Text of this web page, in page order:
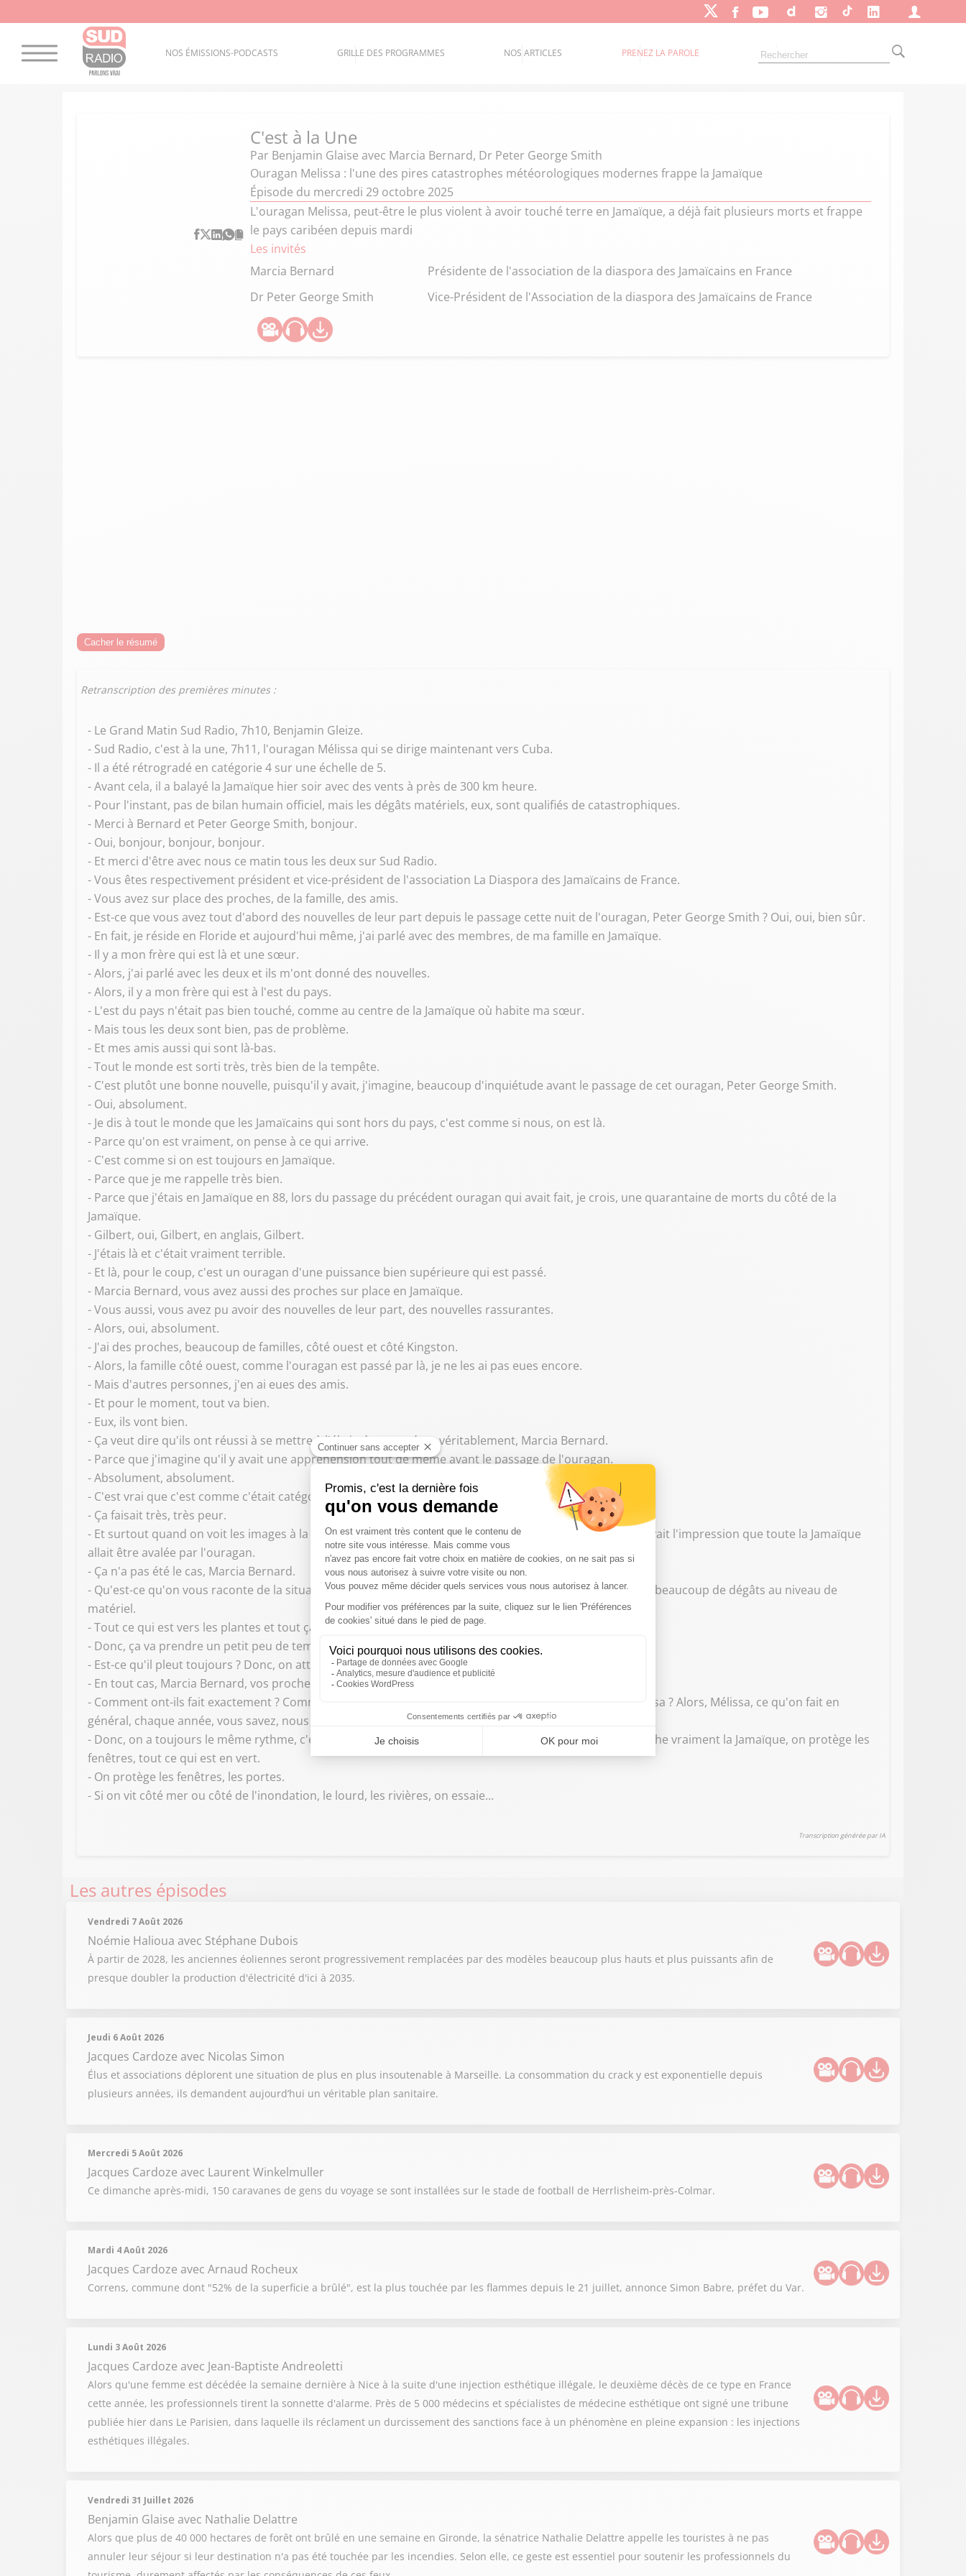
NOS ÉMISSIONS-PODCASTS GRILLE DES PROGRAMMES NOS ARTICLES PRENEZ LA PAROLE
C'est à la Une
Par Benjamin Glaise avec Marcia Bernard, Dr Peter George Smith
Ouragan Melissa : l'une des pires catastrophes météorologiques modernes frappe la Jamaïque
Épisode du mercredi 29 octobre 2025
L'ouragan Melissa, peut-être le plus violent à avoir touché terre en Jamaïque, a déjà fait plusieurs morts et frappe
le pays caribéen depuis mardi
Les invités
Marcia Bernard
Présidente de l'association de la diaspora des Jamaïcains en France
Dr Peter George Smith
Vice-Président de l'Association de la diaspora des Jamaïcains de France
Cacher le résumé
Retranscription des premières minutes :
- Le Grand Matin Sud Radio, 7h10, Benjamin Gleize.
- Sud Radio, c'est à la une, 7h11, l'ouragan Mélissa qui se dirige maintenant vers Cuba.
- Il a été rétrogradé en catégorie 4 sur une échelle de 5.
- Avant cela, il a balayé la Jamaïque hier soir avec des vents à près de 300 km heure.
- Pour l'instant, pas de bilan humain officiel, mais les dégâts matériels, eux, sont qualifiés de catastrophiques.
- Merci à Bernard et Peter George Smith, bonjour.
- Oui, bonjour, bonjour, bonjour.
- Et merci d'être avec nous ce matin tous les deux sur Sud Radio.
- Vous êtes respectivement président et vice-président de l'association La Diaspora des Jamaïcains de France.
- Vous avez sur place des proches, de la famille, des amis.
- Est-ce que vous avez tout d'abord des nouvelles de leur part depuis le passage cette nuit de l'ouragan, Peter George Smith ? Oui, oui, bien sûr.
- En fait, je réside en Floride et aujourd'hui même, j'ai parlé avec des membres, de ma famille en Jamaïque.
- Il y a mon frère qui est là et une sœur.
- Alors, j'ai parlé avec les deux et ils m'ont donné des nouvelles.
- Alors, il y a mon frère qui est à l'est du pays.
- L'est du pays n'était pas bien touché, comme au centre de la Jamaïque où habite ma sœur.
- Mais tous les deux sont bien, pas de problème.
- Et mes amis aussi qui sont là-bas.
- Tout le monde est sorti très, très bien de la tempête.
- C'est plutôt une bonne nouvelle, puisqu'il y avait, j'imagine, beaucoup d'inquiétude avant le passage de cet ouragan, Peter George Smith.
- Oui, absolument.
- Je dis à tout le monde que les Jamaïcains qui sont hors du pays, c'est comme si nous, on est là.
- Parce qu'on est vraiment, on pense à ce qui arrive.
- C'est comme si on est toujours en Jamaïque.
- Parce que je me rappelle très bien.
- Parce que j'étais en Jamaïque en 88, lors du passage du précédent ouragan qui avait fait, je crois, une quarantaine de morts du côté de la
Jamaïque.
- Gilbert, oui, Gilbert, en anglais, Gilbert.
- J'étais là et c'était vraiment terrible.
- Et là, pour le coup, c'est un ouragan d'une puissance bien supérieure qui est passé.
- Marcia Bernard, vous avez aussi des proches sur place en Jamaïque.
- Vous aussi, vous avez pu avoir des nouvelles de leur part, des nouvelles rassurantes.
- Alors, oui, absolument.
- J'ai des proches, beaucoup de familles, côté ouest et côté Kingston.
- Alors, la famille côté ouest, comme l'ouragan est passé par là, je ne les ai pas eues encore.
- Mais d'autres personnes, j'en ai eues des amis.
- Et pour le moment, tout va bien.
- Eux, ils vont bien.
- Ça veut dire qu'ils ont réussi à se mettre à l'ébris, à se protéger véritablement, Marcia Bernard.
- Parce que j'imagine qu'il y avait une appréhension tout de même avant le passage de l'ouragan.
- Absolument, absolument.
- C'est vrai que c'est comme c'était catégorie 5 et on n'avait jamais eu une catégorie 5.
- Ça faisait très, très peur.
- Et surtout quand on voit les images à la télé, en étant extérieur, quand on voit les grosses images, on avait l'impression que toute la Jamaïque
allait être avalée par l'ouragan.
- Ça n'a pas été le cas, Marcia Bernard.
- Qu'est-ce qu'on vous raconte de la situation sur place ? Alors, sur place actuellement, c'est vrai qu'il y a beaucoup de dégâts au niveau de
matériel.
- Tout ce qui est vers les plantes et tout ça, j'imagine que tout est par terre.
- Donc, ça va prendre un petit peu de temps pour savoir exactement ce qui se passe.
- Est-ce qu'il pleut toujours ? Donc, on attend.
- En tout cas, Marcia Bernard, vos proches ont pu se protéger.
- Comment ont-ils fait exactement ? Comment se sont-ils protégés pour le passage de cet ouragan, Mélissa ? Alors, Mélissa, ce qu'on fait en
général, chaque année, vous savez, nous avons des cyclones.
- Donc, on a toujours le même rythme, c'est-à-dire, dès qu'il y a les cyclones qui approchent, si ça approche vraiment la Jamaïque, on protège les
fenêtres, tout ce qui est en vert.
- On protège les fenêtres, les portes.
- Si on vit côté mer ou côté de l'inondation, le lourd, les rivières, on essaie...
Transcription générée par IA
Les autres épisodes
Vendredi 7 Août 2026
Noémie Halioua avec Stéphane Dubois
À partir de 2028, les anciennes éoliennes seront progressivement remplacées par des modèles beaucoup plus hauts et plus puissants afin de
presque doubler la production d'électricité d'ici à 2035.
Jeudi 6 Août 2026
Jacques Cardoze avec Nicolas Simon
Élus et associations déplorent une situation de plus en plus insoutenable à Marseille. La consommation du crack y est exponentielle depuis
plusieurs années, ils demandent aujourd’hui un véritable plan sanitaire.
Mercredi 5 Août 2026
Jacques Cardoze avec Laurent Winkelmuller
Ce dimanche après-midi, 150 caravanes de gens du voyage se sont installées sur le stade de football de Herrlisheim-près-Colmar.
Mardi 4 Août 2026
Jacques Cardoze avec Arnaud Rocheux
Correns, commune dont "52% de la superficie a brûlé", est la plus touchée par les flammes depuis le 21 juillet, annonce Simon Babre, préfet du Var.
Lundi 3 Août 2026
Jacques Cardoze avec Jean-Baptiste Andreoletti
Alors qu'une femme est décédée la semaine dernière à Nice à la suite d'une injection esthétique illégale, le deuxième décès de ce type en France
cette année, les professionnels tirent la sonnette d'alarme. Près de 5 000 médecins et spécialistes de médecine esthétique ont signé une tribune
publiée hier dans Le Parisien, dans laquelle ils réclament un durcissement des sanctions face à un phénomène en pleine expansion : les injections
esthétiques illégales.
Vendredi 31 Juillet 2026
Benjamin Glaise avec Nathalie Delattre
Alors que plus de 40 000 hectares de forêt ont brûlé en une semaine en Gironde, la sénatrice Nathalie Delattre appelle les touristes à ne pas
annuler leur séjour si leur destination n'a pas été touchée par les incendies. Selon elle, ce geste est essentiel pour soutenir les professionnels du